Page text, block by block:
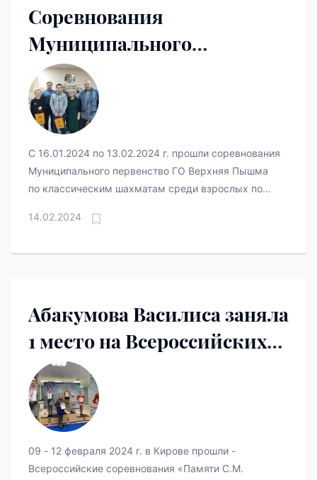
Соревнования
Муниципального
первенства ГО Верхняя
Пышма по классическим
шахматам
С 16.01.2024 по 13.02.2024 г. прошли соревнования
Муниципального первенство ГО Верхняя Пышма
по классическим шахматам среди взрослых по
времени 60+30.
14.02.2024
Абакумова Василиса заняла
1 место на Всероссийских
соревнованиях в Кирове
09 - 12 февраля 2024 г. в Кирове прошли -
Всероссийские соревнования «Памяти С.М.